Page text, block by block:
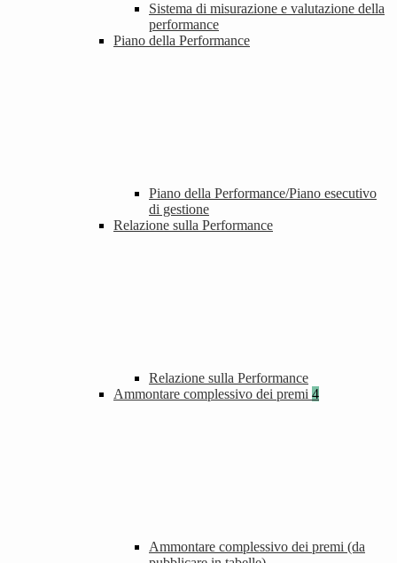
Sistema di misurazione e valutazione della
performance
Piano della Performance
Piano della Performance/Piano esecutivo
di gestione
Relazione sulla Performance
Relazione sulla Performance
Ammontare complessivo dei premi 4
Ammontare complessivo dei premi (da